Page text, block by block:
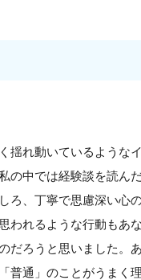
揺れ動いているような
の中では経験談を読ん
ろ、丁寧で思慮深い心
われるような行動もあ
だろうと思いました。
普通」のことがうまく